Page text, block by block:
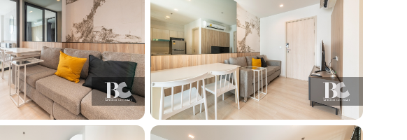
เพิ่มยูนิตเปรียบเทียบ
รายการที่ 3
เปรียบเทียบ
ลบทั้งหมด